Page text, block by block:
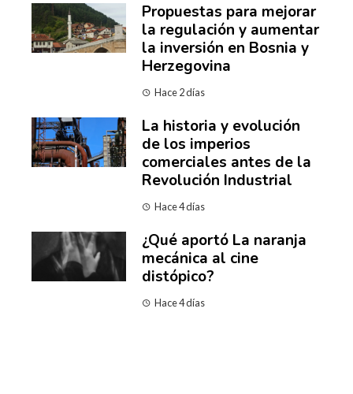
Propuestas para mejorar
la regulación y aumentar
la inversión en Bosnia y
Herzegovina
Hace 2 días
La historia y evolución
de los imperios
comerciales antes de la
Revolución Industrial
Hace 4 días
¿Qué aportó La naranja
mecánica al cine
distópico?
Hace 4 días